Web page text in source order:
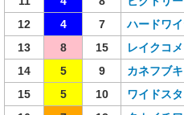
12
4 7 ハードワ
13
8 15 レイクコ
14
5 9 カネフブキ
15
5 10 ワイドス